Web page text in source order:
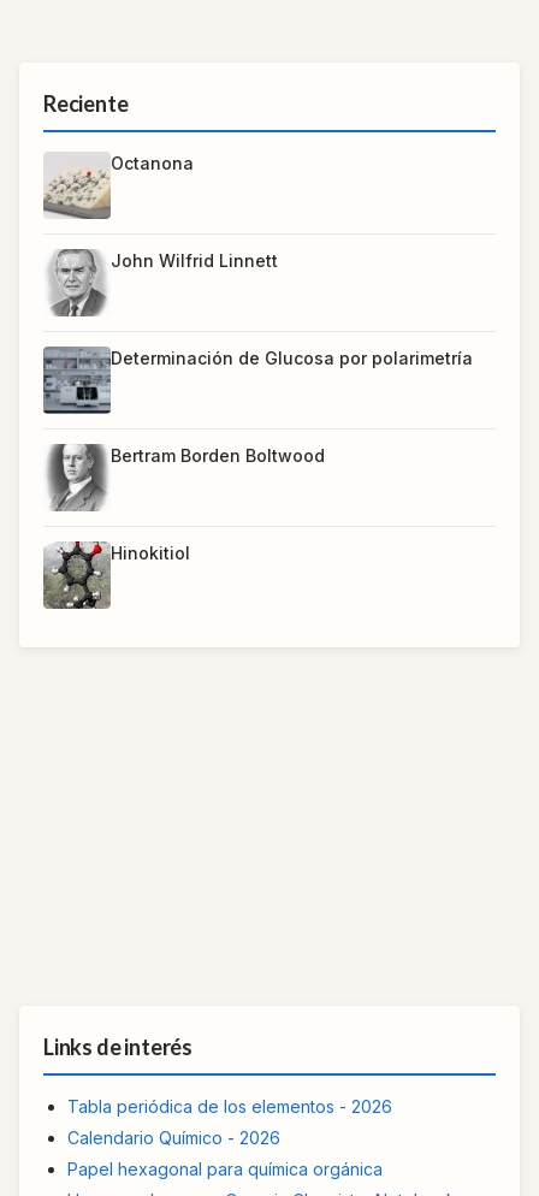
Reciente
Octanona
John Wilfrid Linnett
Determinación de Glucosa por polarimetría
Bertram Borden Boltwood
Hinokitiol
Links de interés
Tabla periódica de los elementos - 2026
Calendario Químico - 2026
Papel hexagonal para química orgánica